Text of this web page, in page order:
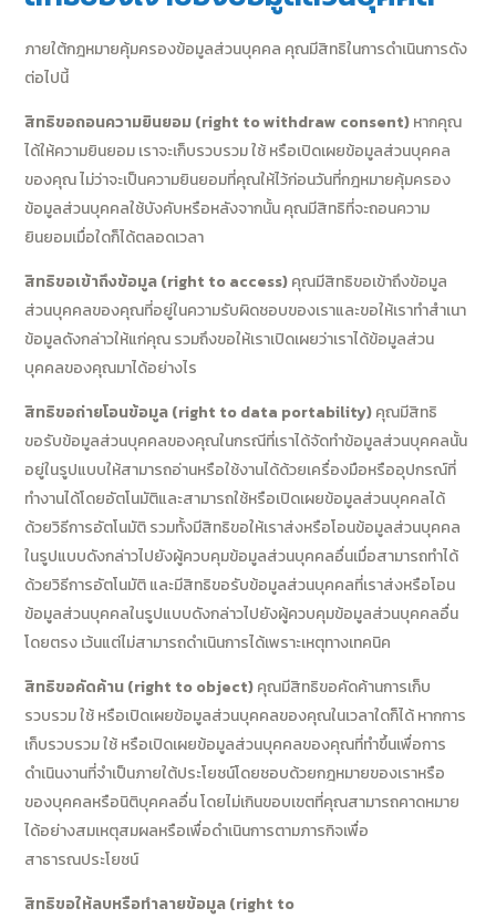
ภายใต้กฎหมายคุ้มครองข้อมูลส่วนบุคคล คุณมีสิทธิในการดำเนินการดัง
ต่อไปนี้
สิทธิขอถอนความยินยอม (right to withdraw consent)หากคุณ
ได้ให้ความยินยอม เราจะเก็บรวบรวม ใช้ หรือเปิดเผยข้อมูลส่วนบุคคล
ของคุณ ไม่ว่าจะเป็นความยินยอมที่คุณให้ไว้ก่อนวันที่กฎหมายคุ้มครอง
ข้อมูลส่วนบุคคลใช้บังคับหรือหลังจากนั้น คุณมีสิทธิที่จะถอนความ
ยินยอมเมื่อใดก็ได้ตลอดเวลา
สิทธิขอเข้าถึงข้อมูล (right to access)คุณมีสิทธิขอเข้าถึงข้อมูล
ส่วนบุคคลของคุณที่อยู่ในความรับผิดชอบของเราและขอให้เราทำสำเนา
ข้อมูลดังกล่าวให้แก่คุณ รวมถึงขอให้เราเปิดเผยว่าเราได้ข้อมูลส่วน
บุคคลของคุณมาได้อย่างไร
สิทธิขอถ่ายโอนข้อมูล (right to data portability)คุณมีสิทธิ
ขอรับข้อมูลส่วนบุคคลของคุณในกรณีที่เราได้จัดทำข้อมูลส่วนบุคคลนั้น
อยู่ในรูปแบบให้สามารถอ่านหรือใช้งานได้ด้วยเครื่องมือหรืออุปกรณ์ที่
ทำงานได้โดยอัตโนมัติและสามารถใช้หรือเปิดเผยข้อมูลส่วนบุคคลได้
ด้วยวิธีการอัตโนมัติ รวมทั้งมีสิทธิขอให้เราส่งหรือโอนข้อมูลส่วนบุคคล
ในรูปแบบดังกล่าวไปยังผู้ควบคุมข้อมูลส่วนบุคคลอื่นเมื่อสามารถทำได้
ด้วยวิธีการอัตโนมัติ และมีสิทธิขอรับข้อมูลส่วนบุคคลที่เราส่งหรือโอน
ข้อมูลส่วนบุคคลในรูปแบบดังกล่าวไปยังผู้ควบคุมข้อมูลส่วนบุคคลอื่น
โดยตรง เว้นแต่ไม่สามารถดำเนินการได้เพราะเหตุทางเทคนิค
สิทธิขอคัดค้าน (right to object)คุณมีสิทธิขอคัดค้านการเก็บ
รวบรวม ใช้ หรือเปิดเผยข้อมูลส่วนบุคคลของคุณในเวลาใดก็ได้ หากการ
เก็บรวบรวม ใช้ หรือเปิดเผยข้อมูลส่วนบุคคลของคุณที่ทำขึ้นเพื่อการ
ดำเนินงานที่จำเป็นภายใต้ประโยชน์โดยชอบด้วยกฎหมายของเราหรือ
ของบุคคลหรือนิติบุคคลอื่น โดยไม่เกินขอบเขตที่คุณสามารถคาดหมาย
ได้อย่างสมเหตุสมผลหรือเพื่อดำเนินการตามภารกิจเพื่อ
สาธารณประโยชน์
สิทธิขอให้ลบหรือทำลายข้อมูล (right to